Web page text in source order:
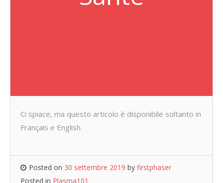
Ci spiace, ma questo articolo è disponibile soltanto in
Français e English.
Posted on 30 settembre 2019 by firstphaser
Posted in Plasma101